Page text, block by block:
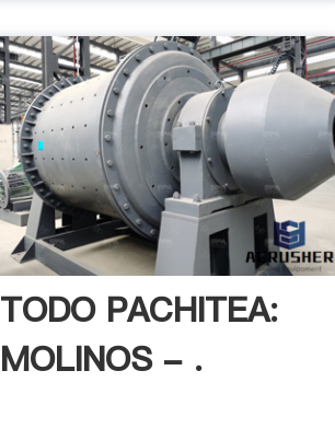
TODO PACHITEA:
MOLINOS - .